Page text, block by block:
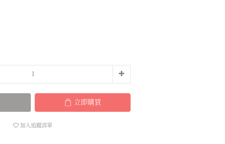
立即購買
加入追蹤清單